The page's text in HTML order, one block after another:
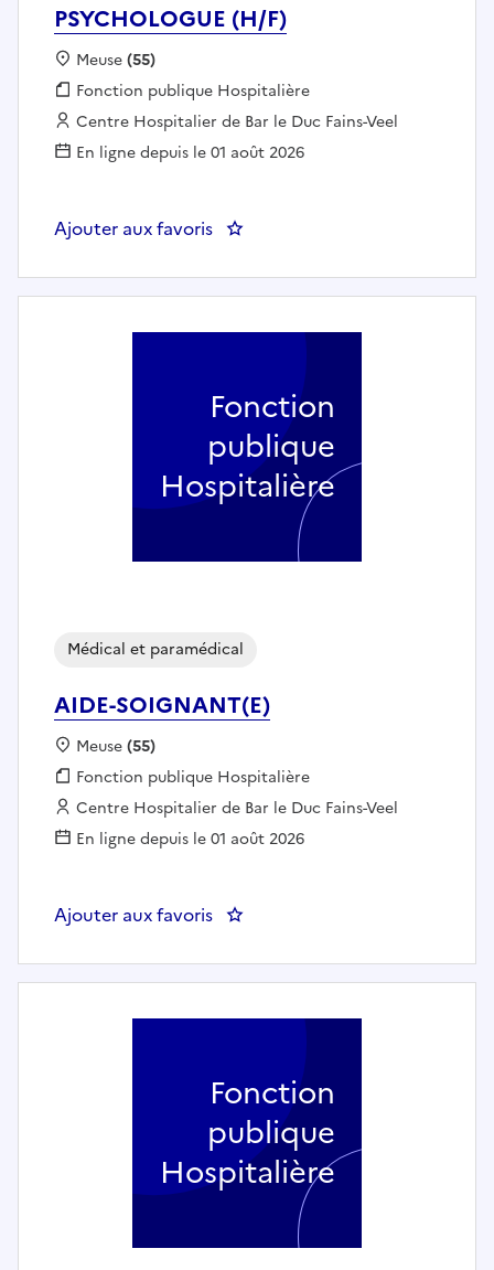
PSYCHOLOGUE (H/F)
Localisation :
Meuse(55)
Fonction publique :
Fonction publique Hospitalière
Employeur :
Centre Hospitalier de Bar le Duc Fains-Veel
En ligne depuis le 01 août 2026
Ajouter aux favoris : PSYCHOLOGUE (H/F)
AIDE-SOIGNANT(E)
Médical et paramédical
Localisation :
Meuse(55)
Fonction publique :
Fonction publique Hospitalière
Employeur :
Centre Hospitalier de Bar le Duc Fains-Veel
En ligne depuis le 01 août 2026
Ajouter aux favoris : AIDE-SOIGNANT(E)
Fonction
publique
Hospitalière
Fonction
publique
Hospitalière